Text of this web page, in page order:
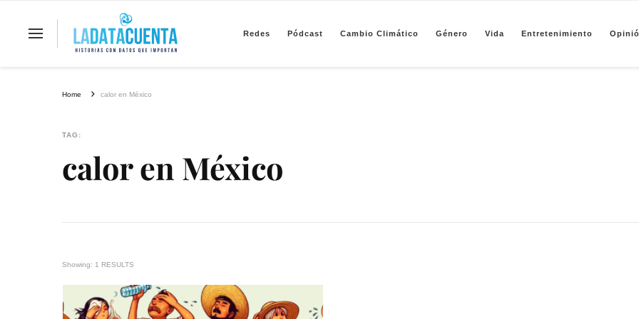
La Data Cuenta es una plataforma independiente de periodismo basado en análisis de datos y visualización de información sobre
Redes Pódcast Cambio Climático Género Vida Entretenimiento
Home calor en México
TAG:
calor en México
Showing: 1 RESULTS